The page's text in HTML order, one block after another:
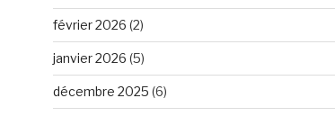
février 2026 (2)
janvier 2026 (5)
décembre 2025 (6)